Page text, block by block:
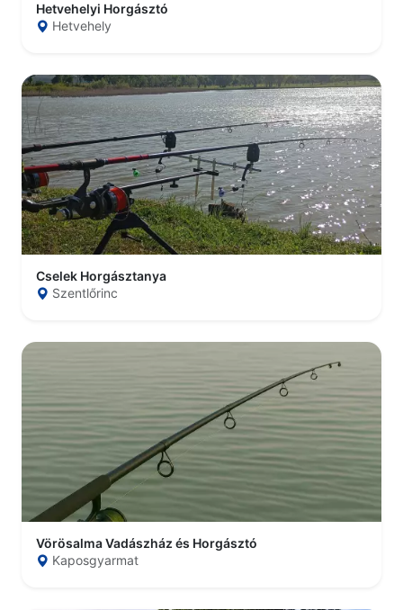
Hetvehelyi Horgásztó
Hetvehely
Cselek Horgásztanya
Szentlőrinc
Vörösalma Vadászház és Horgásztó
Kaposgyarmat